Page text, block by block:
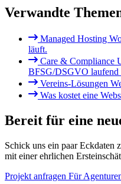
Verwandte
Managed Hosting
läuft.
Care & Compliance
BFSG/DSGVO
Vereins-Lösungen
Was kostet eine
Bereit für eine
Schick uns ein paar Eckdaten
mit einer ehrlichen
Projekt anfragen Für